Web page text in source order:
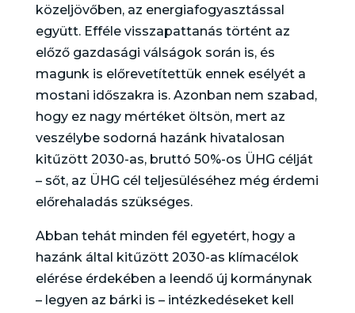
közeljövőben, az energiafogyasztással
együtt. Efféle visszapattanás történt az
előző gazdasági válságok során is, és
magunk is előrevetítettük ennek esélyét a
mostani időszakra is. Azonban nem szabad,
hogy ez nagy mértéket öltsön, mert az
veszélybe sodorná hazánk hivatalosan
kitűzött 2030-as, bruttó 50%-os ÜHG célját
– sőt, az ÜHG cél teljesüléséhez még érdemi
előrehaladás szükséges.
Abban tehát minden fél egyetért, hogy a
hazánk által kitűzött 2030-as klímacélok
elérése érdekében a leendő új kormánynak
– legyen az bárki is – intézkedéseket kell